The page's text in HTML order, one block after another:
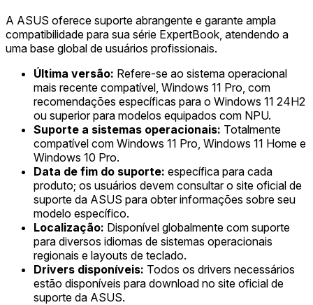
A ASUS oferece suporte abrangente e garante ampla
compatibilidade para sua série ExpertBook, atendendo a
uma base global de usuários profissionais.
Última versão: Refere-se ao sistema operacional
mais recente compatível, Windows 11 Pro, com
recomendações específicas para o Windows 11 24H2
ou superior para modelos equipados com NPU.
Suporte a sistemas operacionais: Totalmente
compatível com Windows 11 Pro, Windows 11 Home e
Windows 10 Pro.
Data de fim do suporte: específica para cada
produto; os usuários devem consultar o site oficial de
suporte da ASUS para obter informações sobre seu
modelo específico.
Localização: Disponível globalmente com suporte
para diversos idiomas de sistemas operacionais
regionais e layouts de teclado.
Drivers disponíveis: Todos os drivers necessários
estão disponíveis para download no site oficial de
suporte da ASUS.